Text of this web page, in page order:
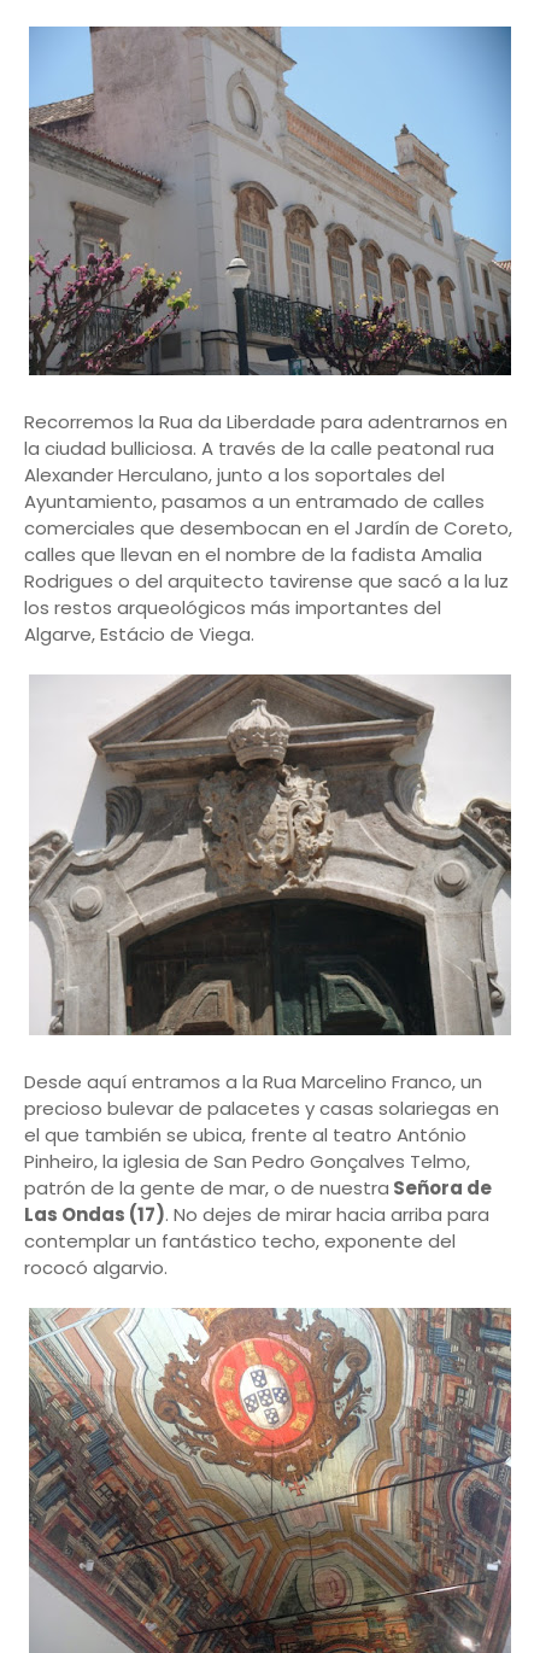
Recorremos la Rua da Liberdade para adentrarnos en
la ciudad bulliciosa. A través de la calle peatonal rua
Alexander Herculano, junto a los soportales del
Ayuntamiento, pasamos a un entramado de calles
comerciales que desembocan en el Jardín de Coreto,
calles que llevan en el nombre de la fadista Amalia
Rodrigues o del arquitecto tavirense que sacó a la luz
los restos arqueológicos más importantes del
Algarve, Estácio de Viega.
Desde aquí entramos a la Rua Marcelino Franco, un
precioso bulevar de palacetes y casas solariegas en
el que también se ubica, frente al teatro António
Pinheiro, la iglesia de San Pedro Gonçalves Telmo,
patrón de la gente de mar, o de nuestra Señora de
Las Ondas (17). No dejes de mirar hacia arriba para
contemplar un fantástico techo, exponente del
rococó algarvio.